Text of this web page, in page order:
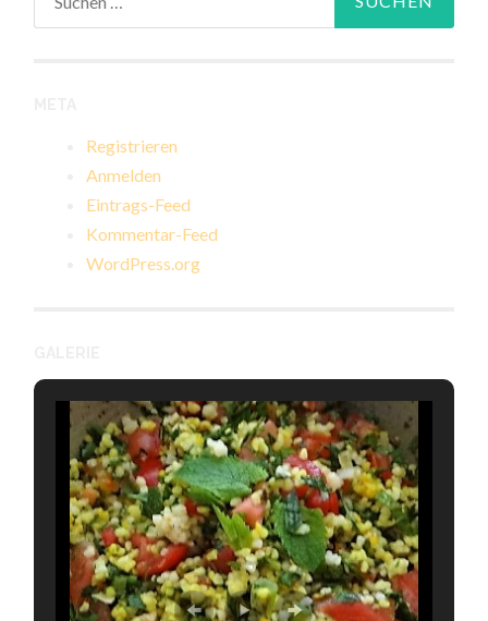
Registrieren
Anmelden
Eintrags-Feed
Kommentar-Feed
WordPress.org